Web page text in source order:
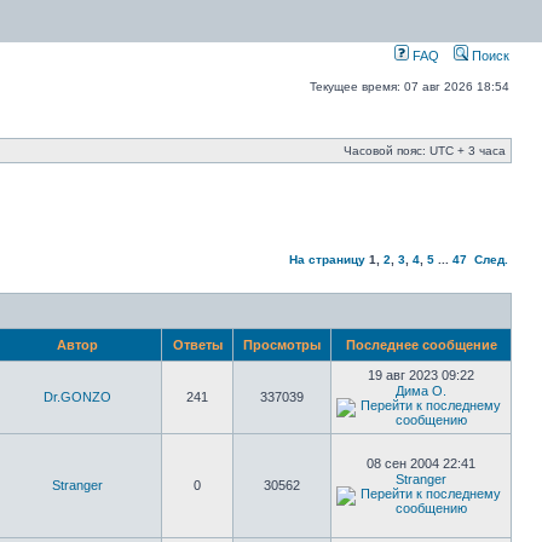
FAQ Поиск
Текущее время: 07 авг 2026 18:54
Часовой пояс: UTC + 3 часа
На страницу 1 2 3 4 5 47 След.
Автор Ответы Просмотры Последнее сообщение
Dr.GONZO 241 337039
19 авг 2023 09:22
Дима О.
Stranger 0 30562
08 сен 2004 22:41
Stranger